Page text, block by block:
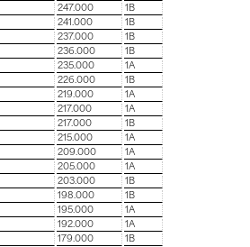
247.000
1B
241.000
1B
237.000
1B
236.000
1B
235.000
1A
226.000
1B
219.000
1A
217.000
1A
217.000
1B
215.000
1A
209.000
1A
205.000
1A
203.000
1B
198.000
1B
195.000
1A
192.000
1A
179.000
1B